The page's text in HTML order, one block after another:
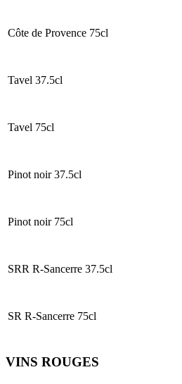
Côte de Provence 75cl
Tavel 37.5cl
Tavel 75cl
Pinot noir 37.5cl
Pinot noir 75cl
SRR R-Sancerre 37.5cl
SR R-Sancerre 75cl
VINS ROUGES